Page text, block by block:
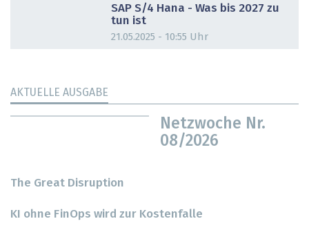
SAP S/4 Hana - Was bis 2027 zu
tun ist
21.05.2025 - 10:55 Uhr
AKTUELLE AUSGABE
Netzwoche Nr.
08/2026
The Great Disruption
KI ohne FinOps wird zur Kostenfalle